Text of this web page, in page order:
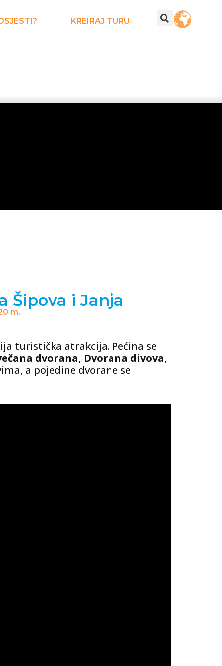
KREIRAJ TURU
Šipova i Janja
m.
turistička atrakcija. Pećina se
dvorana, Dvorana divova,
a pojedine dvorane se